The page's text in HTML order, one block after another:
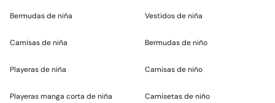
Bermudas de niña
Camisas de niña
Playeras de niña
Playeras manga corta de niña
Vestidos de niña
Bermudas de niño
Camisas de niño
Camisetas de niño